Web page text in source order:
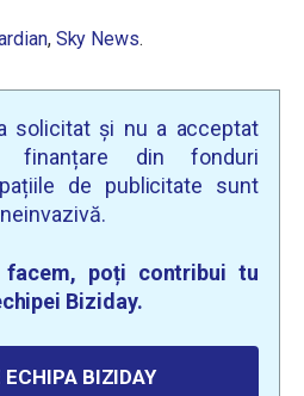
, Sky News.
solicitat și nu a acceptat
din fonduri
de publicitate sunt
poți contribui tu
Biziday.
ECHIPA BIZIDAY